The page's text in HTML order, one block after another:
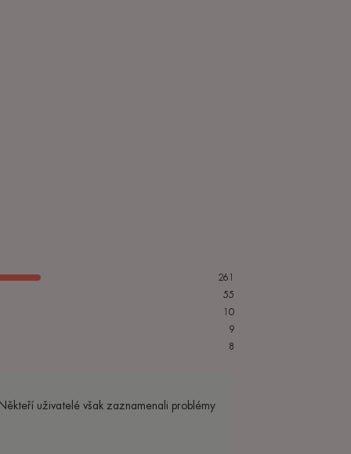
261
55
10
9
8
uživatelé však zaznamenali problémy